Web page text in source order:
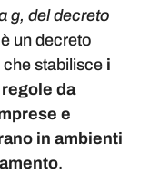
g, del decreto
un decreto
che stabilisce i
da
e
in ambienti
.